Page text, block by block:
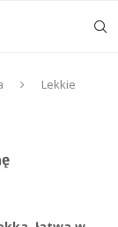
Lekkie